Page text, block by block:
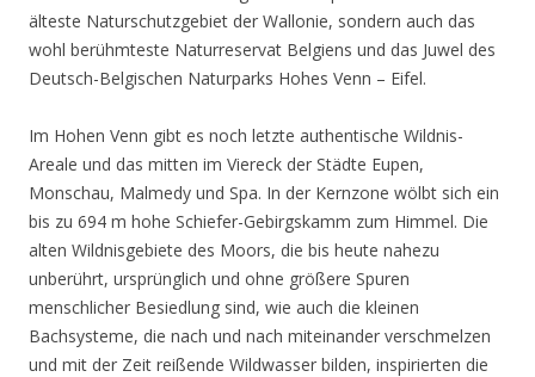
älteste Naturschutzgebiet der Wallonie, sondern auch das
wohl berühmteste Naturreservat Belgiens und das Juwel des
Deutsch-Belgischen Naturparks Hohes Venn – Eifel.
Im Hohen Venn gibt es noch letzte authentische Wildnis-
Areale und das mitten im Viereck der Städte Eupen,
Monschau, Malmedy und Spa. In der Kernzone wölbt sich ein
bis zu 694 m hohe Schiefer-Gebirgskamm zum Himmel. Die
alten Wildnisgebiete des Moors, die bis heute nahezu
unberührt, ursprünglich und ohne größere Spuren
menschlicher Besiedlung sind, wie auch die kleinen
Bachsysteme, die nach und nach miteinander verschmelzen
und mit der Zeit reißende Wildwasser bilden, inspirierten die